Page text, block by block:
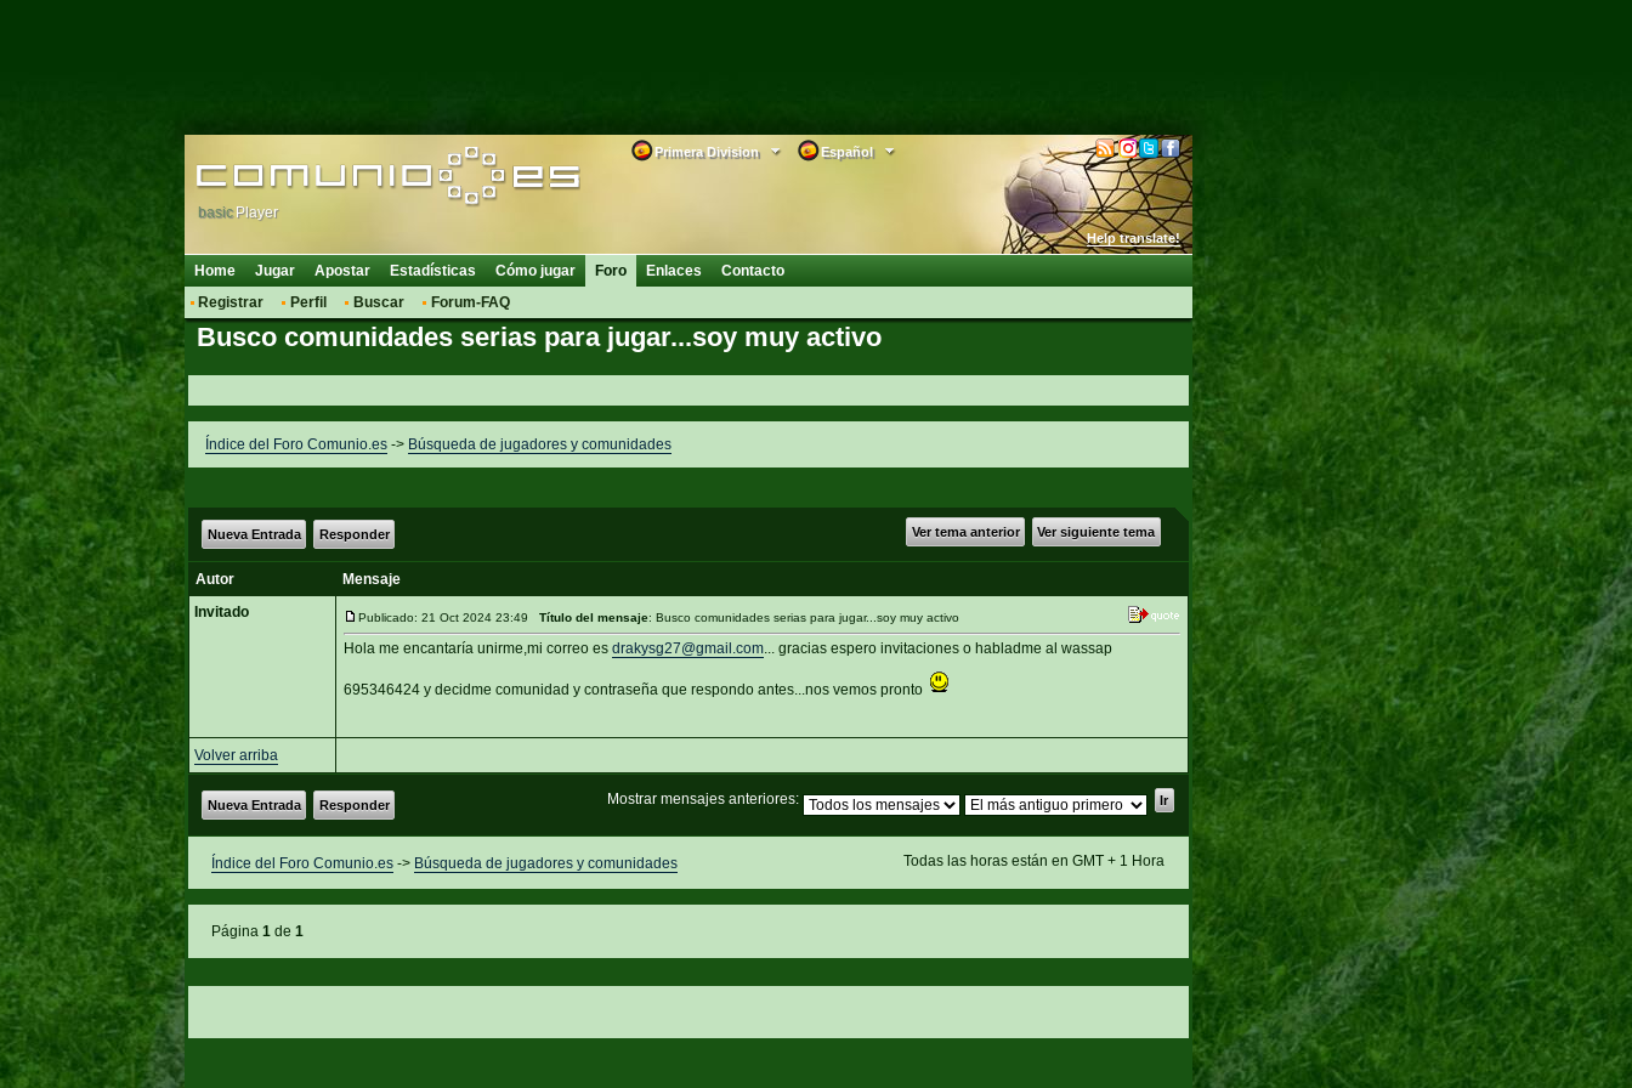
Español
Primera Division
Help translate!
basic Player
Home Jugar Apostar Estadísticas Cómo jugar
Foro
Registrar
Perfil Buscar Forum-FAQ
Enlaces Contacto
Busco comunidades serias para jugar...soy muy activo
Índice del Foro Comunio.es-> Búsqueda de jugadores y comunidades
Ver tema anterior Ver siguiente tema
Nueva Entrada Responder
Autor
Mensaje
Invitado
Publicado: 21 Oct 2024 23:49 Título del mensaje: Busco comunidades serias para jugar...soy muy activo
Hola me encantaría unirme,mi correo es drakysg27@gmail.com... gracias espero invitaciones o habladme al wassap
695346424 y decidme comunidad y contraseña que respondo antes...nos vemos pronto
Volver arriba
Mostrar mensajes anteriores:
Nueva Entrada Responder
Todas las horas están en GMT + 1 Hora
Índice del Foro Comunio.es-> Búsqueda de jugadores y comunidades
Página 1de 1